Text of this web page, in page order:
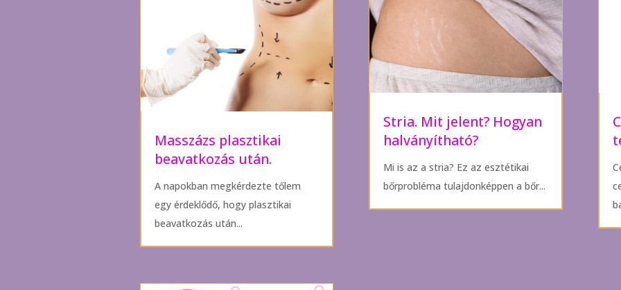
Masszázs plasztikai
beavatkozás után.
A napokban megkérdezte tőlem
egy érdeklődő, hogy plasztikai
beavatkozás után...
Stria. Mit jelent? Hogyan
halványítható?
Mi is az a stria? Ez az esztétikai
bőrprobléma tulajdonképpen a bőr...